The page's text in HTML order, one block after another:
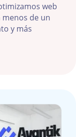
web
menos de un
y más